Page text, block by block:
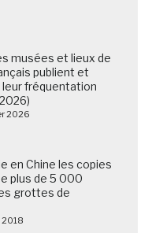
musées et lieux de
publient et
fréquentation
2026
en Chine les copies
plus de 5 000
grottes de
2018